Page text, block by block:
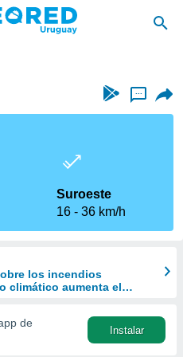
...
Suroeste
16
36 km/h
los incendios
climático aumenta el
de
Instalar